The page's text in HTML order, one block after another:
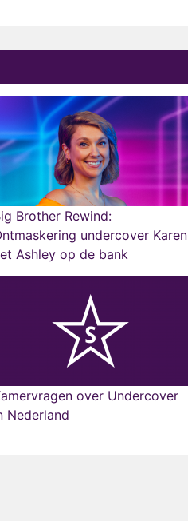
Brother Rewind:
undercover Karen
Ashley op de bank
over Undercover
Nederland